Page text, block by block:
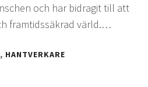
och har bidragit till att
framtidssäkrad värld.…
, HANTVERKARE